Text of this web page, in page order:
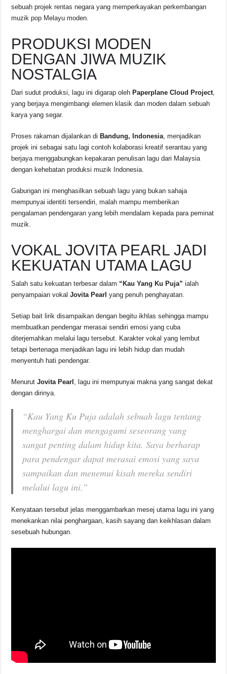
sebuah projek rentas negara yang memperkayakan perkembangan
muzik pop Melayu moden.
PRODUKSI MODEN
DENGAN JIWA MUZIK
NOSTALGIA
Dari sudut produksi, lagu ini digarap oleh Paperplane Cloud Project,
yang berjaya mengimbangi elemen klasik dan moden dalam sebuah
karya yang segar.
Proses rakaman dijalankan di Bandung, Indonesia, menjadikan
projek ini sebagai satu lagi contoh kolaborasi kreatif serantau yang
berjaya menggabungkan kepakaran penulisan lagu dari Malaysia
dengan kehebatan produksi muzik Indonesia.
Gabungan ini menghasilkan sebuah lagu yang bukan sahaja
mempunyai identiti tersendiri, malah mampu memberikan
pengalaman pendengaran yang lebih mendalam kepada para peminat
muzik.
VOKAL JOVITA PEARL JADI
KEKUATAN UTAMA LAGU
Salah satu kekuatan terbesar dalam “Kau Yang Ku Puja” ialah
penyampaian vokalJovita Pearl yang penuh penghayatan.
Setiap bait lirik disampaikan dengan begitu ikhlas sehingga mampu
membuatkan pendengar merasai sendiri emosi yang cuba
diterjemahkan melalui lagu tersebut. Karakter vokal yang lembut
tetapi bertenaga menjadikan lagu ini lebih hidup dan mudah
menyentuh hati pendengar.
MenurutJovita Pearl , lagu ini mempunyai makna yang sangat dekat
dengan dirinya.
“Kau Yang Ku Puja adalah sebuah lagu tentang
menghargai dan mengagumi seseorang yang
sangat penting dalam hidup kita. Saya berharap
para pendengar dapat merasai emosi yang saya
sampaikan dan menemui kisah mereka sendiri
melalui lagu ini.”
Kenyataan tersebut jelas menggambarkan mesej utama lagu ini yang
menekankan nilai penghargaan, kasih sayang dan keikhlasan dalam
sesebuah hubungan.